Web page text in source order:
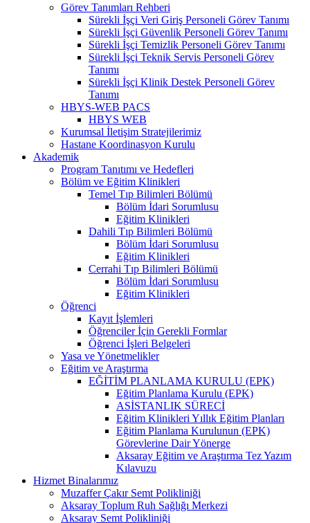
Görev Tanımları Rehberi
Sürekli İşçi Veri Giriş Personeli Görev Tanımı
Sürekli İşçi Güvenlik Personeli Görev Tanımı
Sürekli İşçi Temizlik Personeli Görev Tanımı
Sürekli İşçi Teknik Servis Personeli Görev
Tanımı
Sürekli İşçi Klinik Destek Personeli Görev
Tanımı
HBYS-WEB PACS
HBYS WEB
Kurumsal İletişim Stratejilerimiz
Hastane Koordinasyon Kurulu
Akademik
Program Tanıtımı ve Hedefleri
Bölüm ve Eğitim Klinikleri
Temel Tıp Bilimleri Bölümü
Bölüm İdari Sorumlusu
Eğitim Klinikleri
Dahili Tıp Bilimleri Bölümü
Bölüm İdari Sorumlusu
Eğitim Klinikleri
Cerrahi Tıp Bilimleri Bölümü
Bölüm İdari Sorumlusu
Eğitim Klinikleri
Öğrenci
Kayıt İşlemleri
Öğrenciler İçin Gerekli Formlar
Öğrenci İşleri Belgeleri
Yasa ve Yönetmelikler
Eğitim ve Araştırma
EĞİTİM PLANLAMA KURULU (EPK)
Eğitim Planlama Kurulu (EPK)
ASİSTANLIK SÜRECİ
Eğitim Klinikleri Yıllık Eğitim Planları
Eğitim Planlama Kurulunun (EPK)
Görevlerine Dair Yönerge
Aksaray Eğitim ve Araştırma Tez Yazım
Kılavuzu
Hizmet Binalarımız
Muzaffer Çakır Semt Polikliniği
Aksaray Toplum Ruh Sağlığı Merkezi
Aksaray Semt Polikliniği